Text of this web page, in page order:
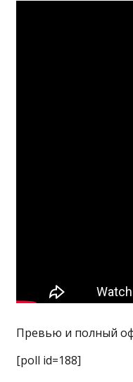
Превью и полный
[poll id=188]